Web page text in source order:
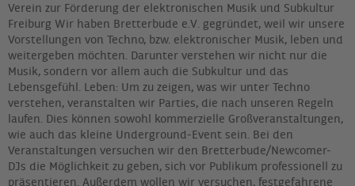
Verein zur Förderung der elektronischen Musik und Subkultur
Freiburg Wir haben Bretterbude e.V. gegründet, weil wir unsere
Vorstellungen von Techno, bzw. elektronischer Musik, leben und
weitergeben möchten. Darunter verstehen wir nicht nur die
Musik, sondern vor allem auch die Subkultur und das
Lebensgefühl. Leben: Um zu zeigen, was wir unter Techno
verstehen, veranstalten wir Parties, die nach unseren Regeln
laufen. Dies können sowohl kommerzielle Großveranstaltungen,
wie auch das kleine Underground-Event sein. Bei den
Veranstaltungen versuchen wir den Bretterbude/Newcomer-
DJs die Möglichkeit zu geben, sich vor Publikum professionell zu
präsentieren. Außerdem wollen wir versuchen, festgefahrene